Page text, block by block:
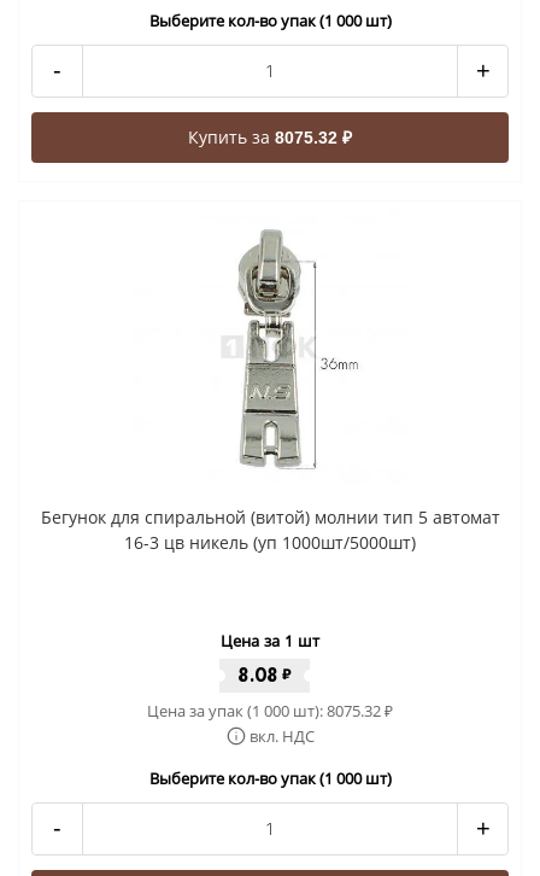
Выберите кол-во упак (1 000 шт)
- +
Купить за 8075.32 ₽
Бегунок для спиральной (витой) молнии тип 5 автомат
16-3 цв никель (уп 1000шт/5000шт)
Цена за 1 шт
8.08 ₽
Цена за упак (1 000 шт):8075.32₽
вкл. НДС
Выберите кол-во упак (1 000 шт)
- +